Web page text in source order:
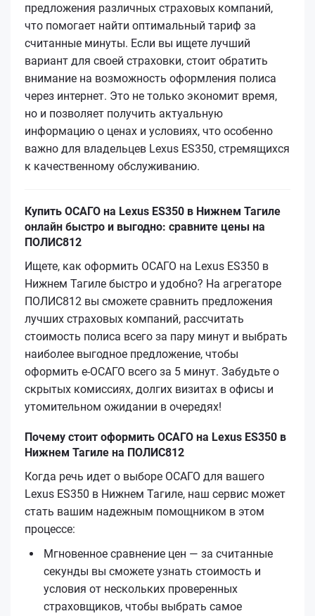
предложения различных страховых компаний,
что помогает найти оптимальный тариф за
считанные минуты. Если вы ищете лучший
вариант для своей страховки, стоит обратить
внимание на возможность оформления полиса
через интернет. Это не только экономит время,
но и позволяет получить актуальную
информацию о ценах и условиях, что особенно
важно для владельцев Lexus ES350, стремящихся
к качественному обслуживанию.
Купить ОСАГО на Lexus ES350 в Нижнем Тагиле
онлайн быстро и выгодно: сравните цены на
ПОЛИС812
Ищете, как оформить ОСАГО на Lexus ES350 в
Нижнем Тагиле быстро и удобно? На агрегаторе
ПОЛИС812 вы сможете сравнить предложения
лучших страховых компаний, рассчитать
стоимость полиса всего за пару минут и выбрать
наиболее выгодное предложение, чтобы
оформить е-ОСАГО всего за 5 минут. Забудьте о
скрытых комиссиях, долгих визитах в офисы и
утомительном ожидании в очередях!
Почему стоит оформить ОСАГО на Lexus ES350 в
Нижнем Тагиле на ПОЛИС812
Когда речь идет о выборе ОСАГО для вашего
Lexus ES350 в Нижнем Тагиле, наш сервис может
стать вашим надежным помощником в этом
процессе:
Мгновенное сравнение цен — за считанные
секунды вы сможете узнать стоимость и
условия от нескольких проверенных
страховщиков, чтобы выбрать самое